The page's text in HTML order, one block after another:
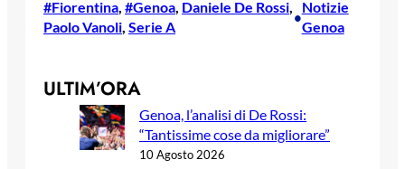
#Fiorentina, #Genoa, Daniele De Rossi
Paolo Vanoli, Serie A
•
Notizie
Genoa
ULTIM’ORA
Genoa, l’analisi di De Rossi:
“Tantissime cose da migliorare”
10 Agosto 2026